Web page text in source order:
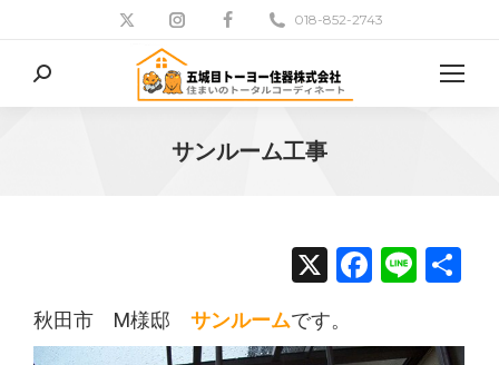
018-852-2743
検
索:
サンルーム工事
X Line
秋田市 M様邸 サンルームです。